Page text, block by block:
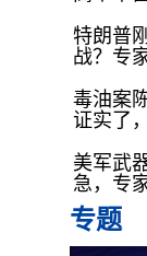
特朗普
战？专
毒油案
证实了
美军武
急，专
专题